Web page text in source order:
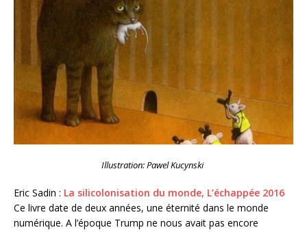
Illustration: Pawel Kucynski
Eric Sadin : La silicolonisation du monde, L’échappée 2016
Ce livre date de deux années, une éternité dans le monde
numérique. A l’époque Trump ne nous avait pas encore